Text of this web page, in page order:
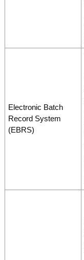
Electronic Batch
Record System
(EBRS)